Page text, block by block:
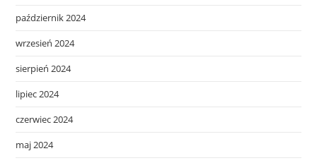
październik 2024
wrzesień 2024
sierpień 2024
lipiec 2024
czerwiec 2024
maj 2024